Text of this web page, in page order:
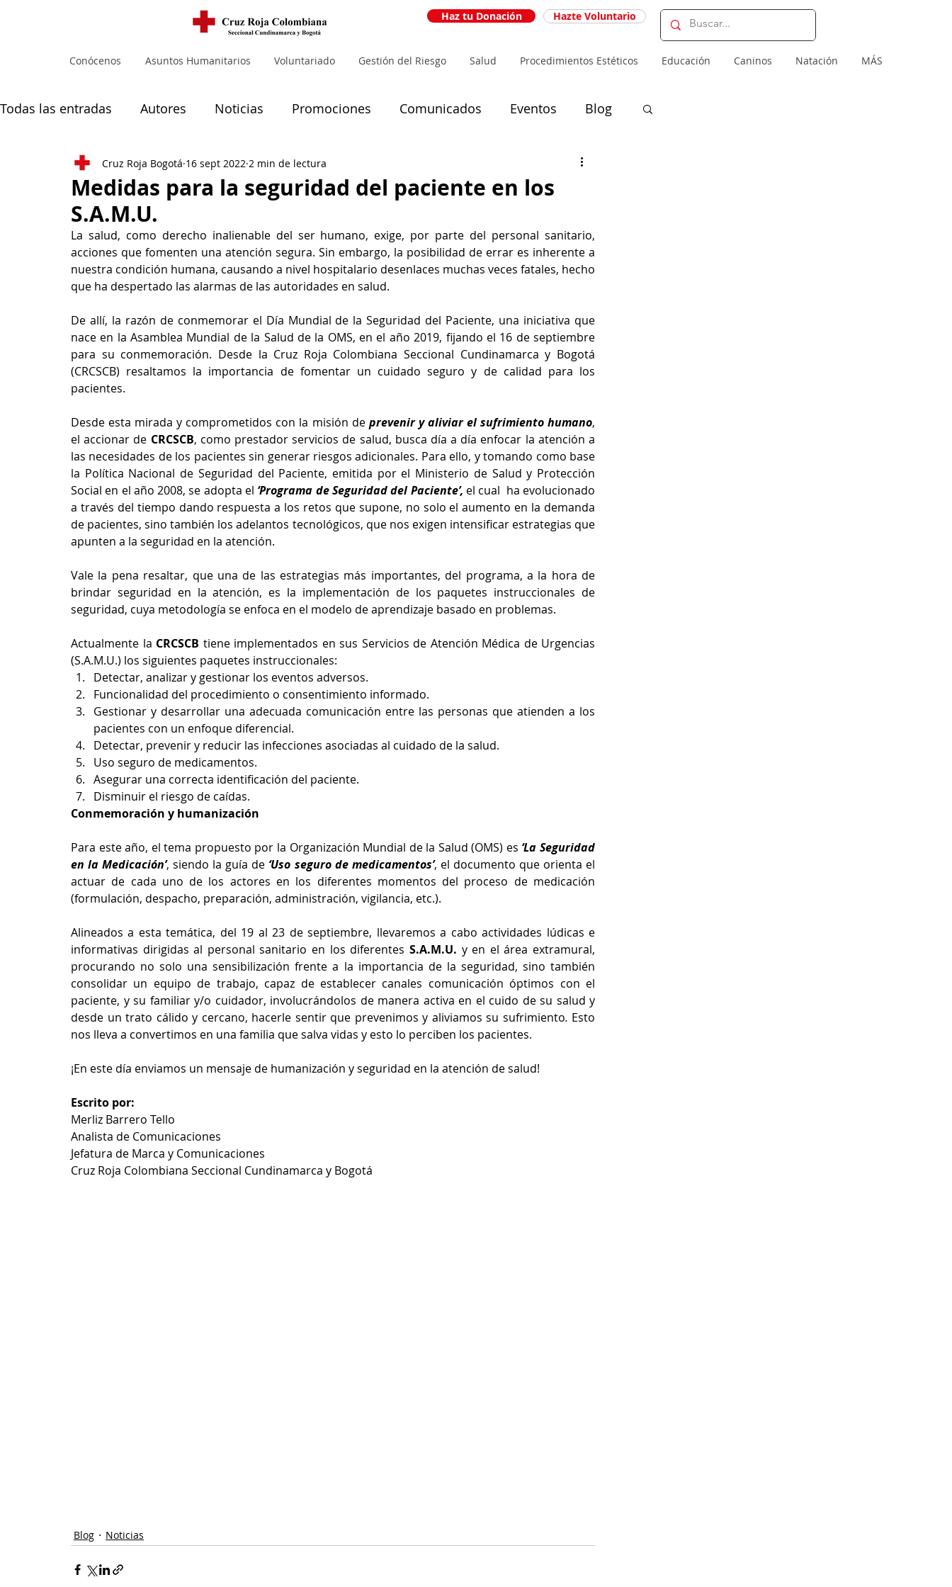
Haz tu Donación Hazte Voluntario
Conócenos Asuntos Humanitarios Voluntariado Gestión del Riesgo Salud Procedimientos Estéticos Educación Caninos Natación MÁS
Todas las entradas Autores Noticias Promociones Comunicados Eventos Blog
Noticias principales Muejres
Medidas para la seguridad del paciente en los
S.A.M.U.
Cruz Roja Bogotá 16 sept 2022 2 min de lectura
La salud, como derecho inalienable del ser humano, exige, por parte del personal sanitario,
acciones que fomenten una atención segura. Sin embargo, la posibilidad de errar es inherente a
nuestra condición humana, causando a nivel hospitalario desenlaces muchas veces fatales, hecho
que ha despertado las alarmas de las autoridades en salud.
De allí, la razón de conmemorar el Día Mundial de la Seguridad del Paciente, una iniciativa que
nace en la Asamblea Mundial de la Salud de la OMS, en el año 2019, fijando el 16 de septiembre
para su conmemoración. Desde la Cruz Roja Colombiana Seccional Cundinamarca y Bogotá
(CRCSCB) resaltamos la importancia de fomentar un cuidado seguro y de calidad para los
pacientes.
Desde esta mirada y comprometidos con la misión de prevenir y aliviar el sufrimiento humano,
el accionar de CRCSCB, como prestador servicios de salud, busca día a día enfocar la atención a
las necesidades de los pacientes sin generar riesgos adicionales. Para ello, y tomando como base
la Política Nacional de Seguridad del Paciente, emitida por el Ministerio de Salud y Protección
Social en el año 2008, se adopta el ‘Programa de Seguridad del Paciente’, el cual ha evolucionado
a través del tiempo dando respuesta a los retos que supone, no solo el aumento en la demanda
de pacientes, sino también los adelantos tecnológicos, que nos exigen intensificar estrategias que
apunten a la seguridad en la atención.
Vale la pena resaltar, que una de las estrategias más importantes, del programa, a la hora de
brindar seguridad en la atención, es la implementación de los paquetes instruccionales de
seguridad, cuya metodología se enfoca en el modelo de aprendizaje basado en problemas.
Actualmente la CRCSCB tiene implementados en sus Servicios de Atención Médica de Urgencias
(S.A.M.U.) los siguientes paquetes instruccionales:
Detectar, analizar y gestionar los eventos adversos.
Funcionalidad del procedimiento o consentimiento informado.
Gestionar y desarrollar una adecuada comunicación entre las personas que atienden a los
pacientes con un enfoque diferencial.
Detectar, prevenir y reducir las infecciones asociadas al cuidado de la salud.
Uso seguro de medicamentos.
Asegurar una correcta identificación del paciente.
Disminuir el riesgo de caídas.
Conmemoración y humanización
Para este año, el tema propuesto por la Organización Mundial de la Salud (OMS) es ‘La Seguridad
en la Medicación’, siendo la guía de ‘Uso seguro de medicamentos’, el documento que orienta el
actuar de cada uno de los actores en los diferentes momentos del proceso de medicación
(formulación, despacho, preparación, administración, vigilancia, etc.).
Alineados a esta temática, del 19 al 23 de septiembre, llevaremos a cabo actividades lúdicas e
informativas dirigidas al personal sanitario en los diferentes S.A.M.U. y en el área extramural,
procurando no solo una sensibilización frente a la importancia de la seguridad, sino también
consolidar un equipo de trabajo, capaz de establecer canales comunicación óptimos con el
paciente, y su familiar y/o cuidador, involucrándolos de manera activa en el cuido de su salud y
desde un trato cálido y cercano, hacerle sentir que prevenimos y aliviamos su sufrimiento. Esto
nos lleva a convertimos en una familia que salva vidas y esto lo perciben los pacientes.
¡En este día enviamos un mensaje de humanización y seguridad en la atención de salud!
Escrito por:
Merliz Barrero Tello
Analista de Comunicaciones
Jefatura de Marca y Comunicaciones
Cruz Roja Colombiana Seccional Cundinamarca y Bogotá
Blog Noticias